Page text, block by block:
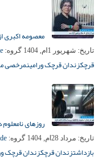
معصومه اکبری
تاریخ: شهریور 1ام, 1404 گروه:
قرچکزندان قرچک ورامینمرخصی
روزهای
تاریخ: مرداد 28ام, 1404 گروه:
بازداشتزندان قرچکزندان قرچک